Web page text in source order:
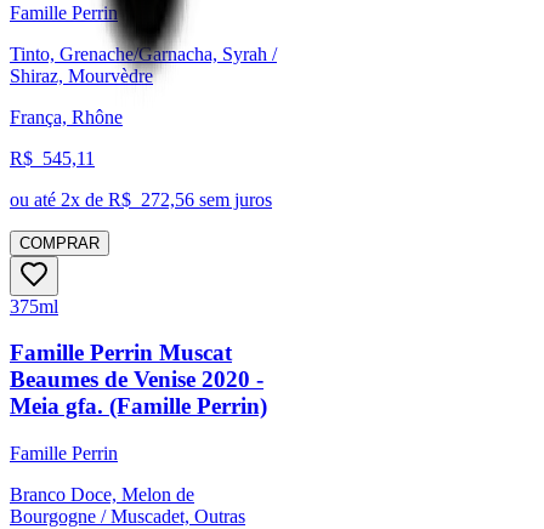
Famille Perrin
Tinto, Grenache/Garnacha, Syrah /
Shiraz, Mourvèdre
França, Rhône
R$ 545,11
ou até 2x de R$ 272,56 sem juros
COMPRAR
375ml
Famille Perrin Muscat
Beaumes de Venise 2020 -
Meia gfa. (Famille Perrin)
Famille Perrin
Branco Doce, Melon de
Bourgogne / Muscadet, Outras